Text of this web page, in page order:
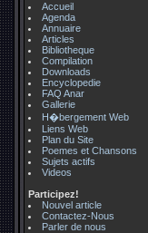
Accueil
Agenda
Annuaire
Articles
Bibliotheque
Compilation
Downloads
Encyclopedie
FAQ Anar
Gallerie
H�bergement Web
Liens Web
Plan du Site
Poemes et Chansons
Sujets actifs
Videos
Participez!
Nouvel article
Contactez-Nous
Parler de nous